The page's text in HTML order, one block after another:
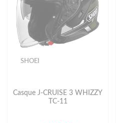
SHOEI
Casque J-CRUISE 3 WHIZZY
TC-11